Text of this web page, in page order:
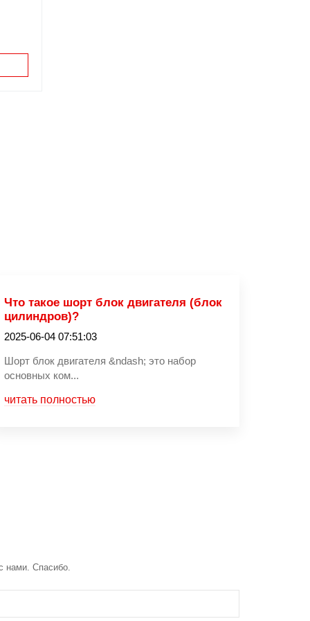
Что такое шорт блок двигателя (блок
цилиндров)?
2025-06-04 07:51:03
Шорт блок двигателя &ndash; это набор
основных ком...
читать полностью
нами. Спасибо.